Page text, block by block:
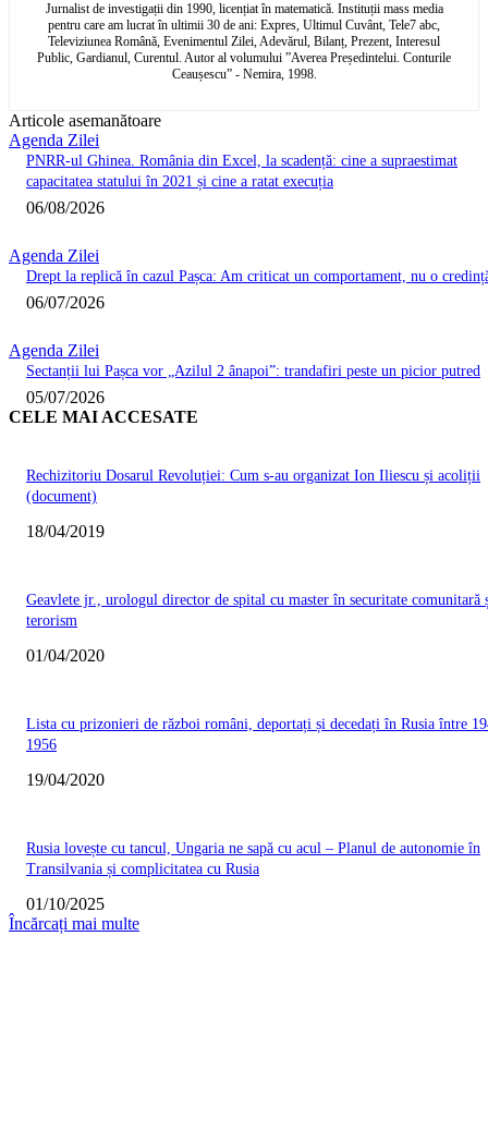
Jurnalist de investigații din 1990, licențiat în matematică. Instituții mass media
pentru care am lucrat în ultimii 30 de ani: Expres, Ultimul Cuvânt, Tele7 abc,
Televiziunea Română, Evenimentul Zilei, Adevărul, Bilanț, Prezent, Interesul
Public, Gardianul, Curentul. Autor al volumului ”Averea Președintelui. Conturile
Ceaușescu” - Nemira, 1998.
Articole asemanătoare
Agenda Zilei
PNRR-ul Ghinea. România din Excel, la scadență: cine a supraestimat
capacitatea statului în 2021 și cine a ratat execuția
06/08/2026
Agenda Zilei
Drept la replică în cazul Pașca: Am criticat un comportament, nu o
06/07/2026
Agenda Zilei
Sectanții lui Pașca vor „Azilul 2 ânapoi”: trandafiri peste un picior putred
05/07/2026
CELE MAI ACCESATE
Rechizitoriu Dosarul Revoluției: Cum s-au organizat Ion Iliescu și acoliții
(document)
18/04/2019
Geavlete jr., urologul director de spital cu master în securitate comunitară
terorism
01/04/2020
Lista cu prizonieri de război români, deportați și decedați în Rusia între
1956
19/04/2020
Rusia lovește cu tancul, Ungaria ne sapă cu acul – Planul de autonomie în
Transilvania și complicitatea cu Rusia
01/10/2025
Încărcați mai multe